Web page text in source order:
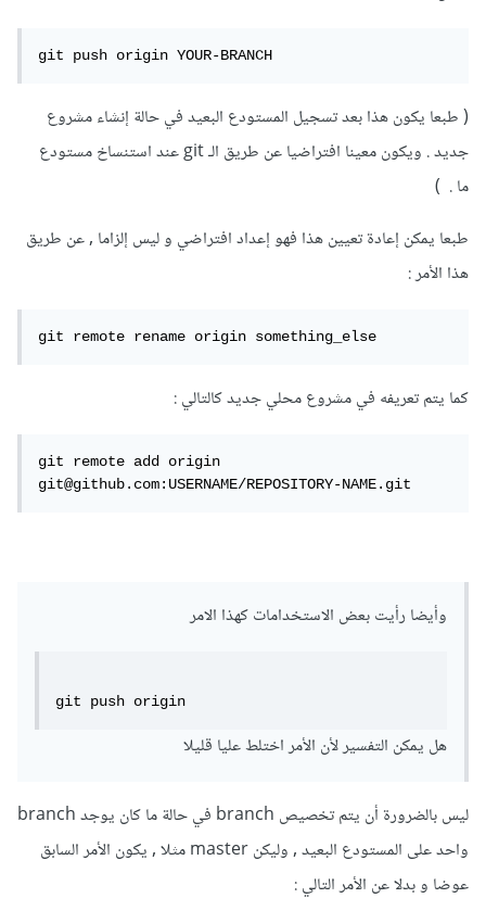
git push origin YOUR-BRANCH
( طبعا يكون هذا بعد تسجيل المستودع البعيد في حالة إنشاء مشروع
جديد . ويكون معينا افتراضيا عن طريق الـ git عند استنساخ مستودع
ما . )
طبعا يمكن إعادة تعيين هذا فهو إعداد افتراضي و ليس إلزاما , عن طريق
هذا الأمر :
git remote rename origin something_else
كما يتم تعريفه في مشروع محلي جديد كالتالي :
git remote add origin
git@github.com:USERNAME/REPOSITORY-NAME.git
وأيضا رأيت بعض الاستخدامات كهذا الامر
git push origin
هل يمكن التفسير لأن الأمر اختلط عليا قليلا
ليس بالضرورة أن يتم تخصيص branch في حالة ما كان يوجد branch
واحد على المستودع البعيد , وليكن master مثلا , يكون الأمر السابق
عوضا و بدلا عن الأمر التالي :